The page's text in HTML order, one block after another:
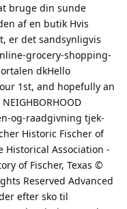
bruge din sunde
af en butik Hvis
er det sandsynligvis
grocery-shopping-
dkHello
1st, and hopefully an
og-raadgivning tjek-
Historic Fischer of
Historical Association -
of Fischer, Texas ©
Reserved Advanced
efter sko til